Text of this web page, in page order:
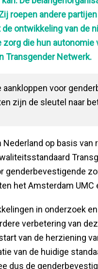
roepen andere
de ontwikkeling van de
die hun
Transgender Netwerk.
aankloppen voor
zijn de sleutel naar
Nederland op basis
genderbevestigende
het Amsterdam UMC
in onderzoek
verbetering van
van de herziening
van de huidige
dus de